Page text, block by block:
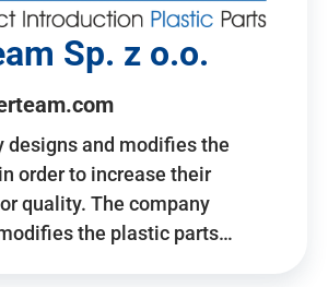
Sp. z o.o.
designs and modifies the
order to increase their
quality. The company
the plastic parts…